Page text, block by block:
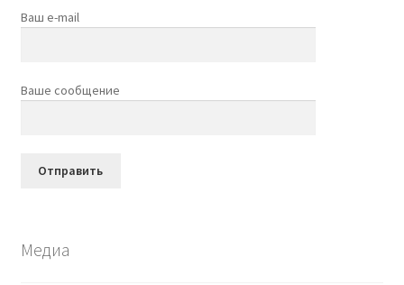
Ваш e-mail
Ваше сообщение
Медиа